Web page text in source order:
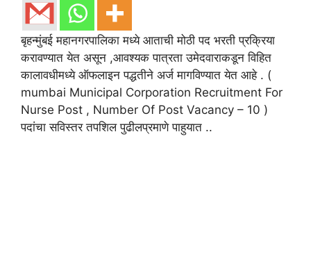
बृहन्मुंबई महानगरपालिका मध्ये आताची मोठी पद भरती प्रक्रिया
करावण्यात येत असून ,आवश्यक पात्रता उमेदवाराकडून विहित
कालावधीमध्ये ऑफलाइन पद्धतीने अर्ज मागविण्यात येत आहे . (
mumbai Municipal Corporation Recruitment For
Nurse Post , Number Of Post Vacancy – 10 )
पदांचा सविस्तर तपशिल पुढीलप्रमाणे पाहुयात ..